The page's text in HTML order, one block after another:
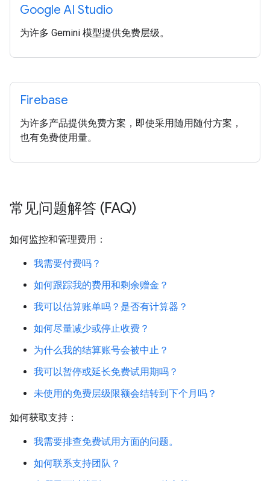
Google AI Studio
为许多 Gemini 模型提供免费层级。
Firebase
为许多产品提供免费方案，即使采用随用随付方案，
也有免费使用量。
常见问题解答 (FAQ)
如何监控和管理费用：
我需要付费吗？
如何跟踪我的费用和剩余赠金？
我可以估算账单吗？是否有计算器？
如何尽量减少或停止收费？
为什么我的结算账号会被中止？
我可以暂停或延长免费试用期吗？
未使用的免费层级限额会结转到下个月吗？
如何获取支持：
我需要排查免费试用方面的问题。
如何联系支持团队？